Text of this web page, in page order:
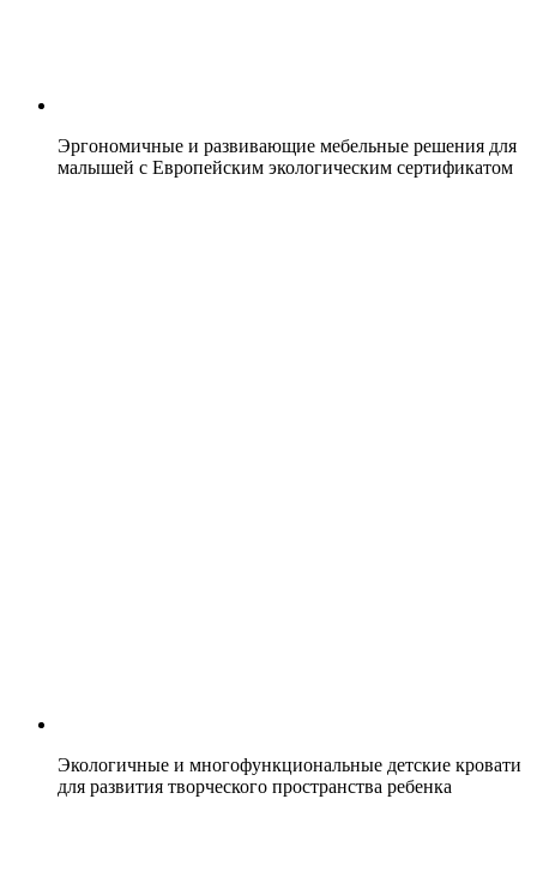
Эргономичные и развивающие мебельные решения для
малышей с Европейским экологическим сертификатом
Экологичные и многофункциональные детские кровати
для развития творческого пространства ребенка